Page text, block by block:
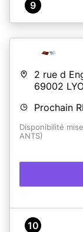
9
2 rue d
69002
Prochain
Disponibilité
ANTS)
10